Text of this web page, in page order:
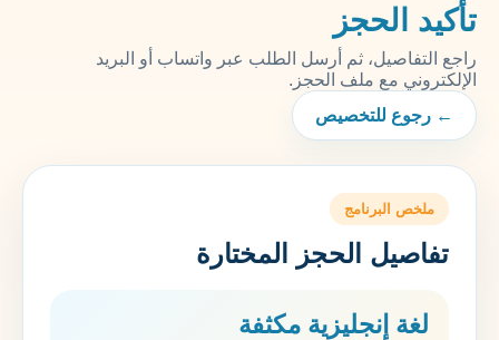
تأكيد الحجز
راجع التفاصيل، ثم أرسل الطلب عبر واتساب أو البريد
الإلكتروني مع ملف الحجز.
← رجوع للتخصيص
ملخص البرنامج
تفاصيل الحجز المختارة
لغة إنجليزية مكثفة